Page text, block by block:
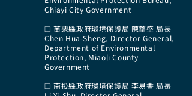
Chiayi City Government
❏ 苗栗縣政府環境保護局 陳華盛 局長
Chen Hua-Sheng, Director General,
Department of Environmental
Protection, Miaoli County
Government
❏ 南投縣政府環境保護局 李易書 局長